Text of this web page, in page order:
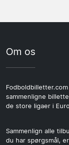
Om os
sammenligne
de store ligaer i
Sammenlign alle
du har spørgsmål,